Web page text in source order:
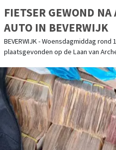
FIETSER GEWOND
AUTO IN BEVERWIJK
BEVERWIJK - Woensdagmiddag
plaatsgevonden op de Laan van